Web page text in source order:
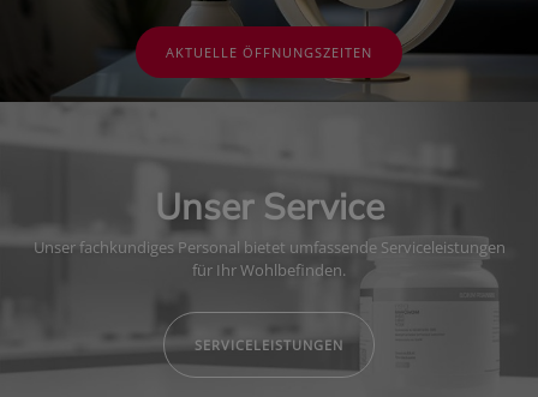
AKTUELLE ÖFFNUNGSZEITEN
Unser Service
Unser fachkundiges Personal bietet umfassende Serviceleistungen
für Ihr Wohlbefinden.
SERVICELEISTUNGEN